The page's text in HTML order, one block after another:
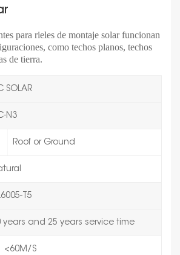
para rieles de montaje solar funcionan
como techos planos, techos
de tierra.
SOLAR
N3
Roof or Ground
T5
years and 25 years service time
<60M/S